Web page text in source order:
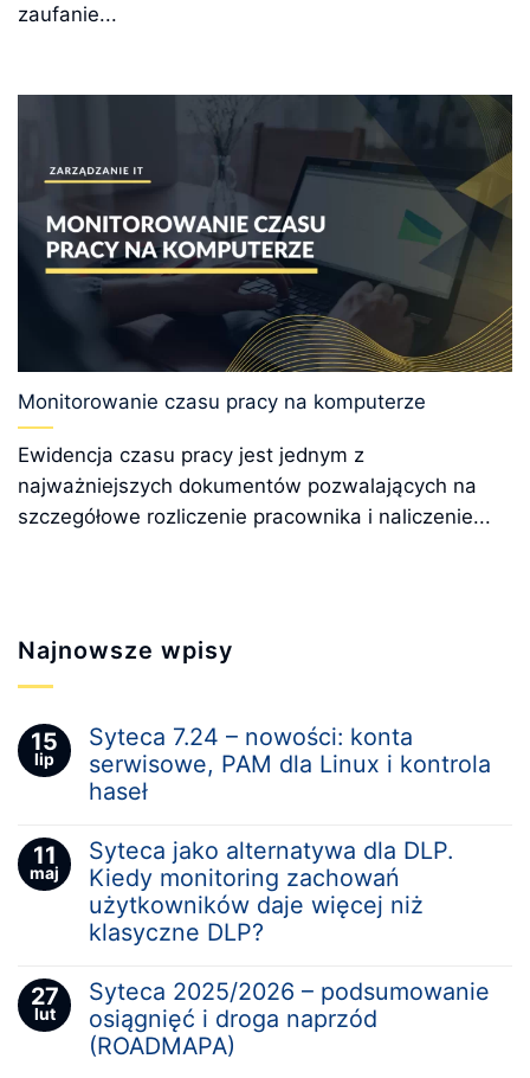
Najnowsze wpisy
15
lip
Syteca 7.24 – nowości: konta
serwisowe, PAM dla Linux i kontrola
haseł
11
maj
Syteca jako alternatywa dla DLP.
Kiedy monitoring zachowań
użytkowników daje więcej niż
klasyczne DLP?
27
lut
Syteca 2025/2026 – podsumowanie
osiągnięć i droga naprzód
(ROADMAPA)
zaufanie...
Monitorowanie czasu pracy na komputerze
Ewidencja czasu pracy jest jednym z
najważniejszych dokumentów pozwalających na
szczegółowe rozliczenie pracownika i naliczenie...